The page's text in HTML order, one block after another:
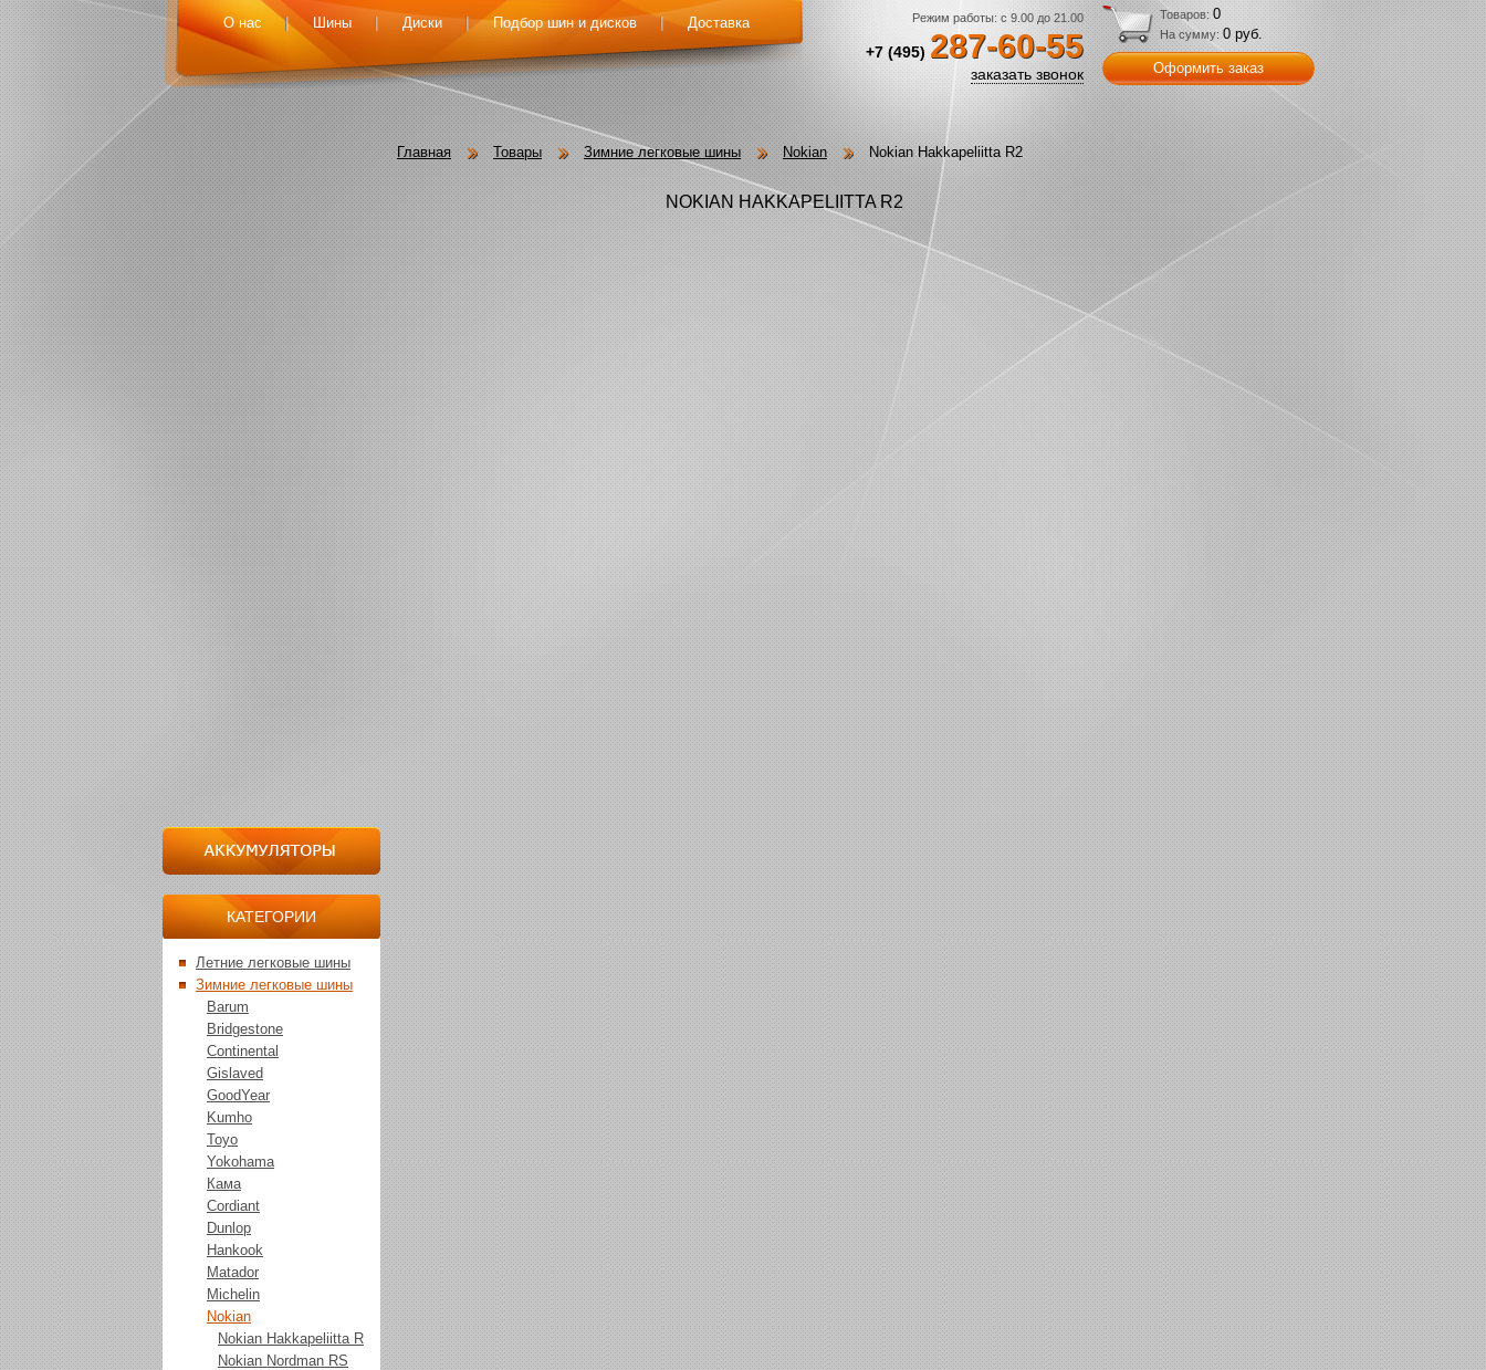
О нас Шины Диски Подбор шин и дисков Доставка Режим работы: с 9.00 до 21.00
+7 (495) 287-60-55
заказать звонок
Товаров: 0
На сумму: 0 руб.
Оформить заказ
Летние легковые шины
Зимние легковые шины
Barum
Bridgestone
Continental
Gislaved
GoodYear
Kumho
Toyo
Yokohama
Кама
Cordiant
Dunlop
Hankook
Matador
Michelin
Nokian
Nokian Hakkapeliitta R
Nokian Nordman RS
Главная Товары Зимние легковые шины Nokian Nokian Hakkapeliitta R2
NOKIAN HAKKAPELIITTA R2